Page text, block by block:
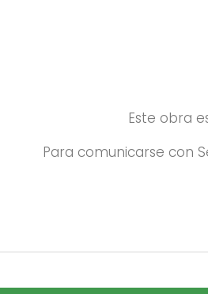
Este obra
Para comunicarse con